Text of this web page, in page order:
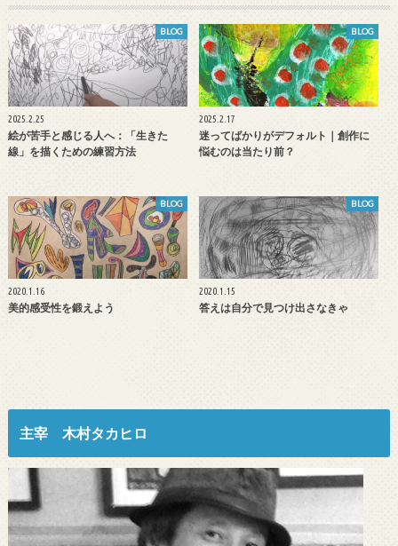
BLOG
2025.2.25
絵が苦手と感じる人へ：「生きた
線」を描くための練習方法
BLOG
2025.2.17
迷ってばかりがデフォルト｜創作に
悩むのは当たり前？
BLOG
2020.1.16
美的感受性を鍛えよう
BLOG
2020.1.15
答えは自分で見つけ出さなきゃ
主宰 木村タカヒロ